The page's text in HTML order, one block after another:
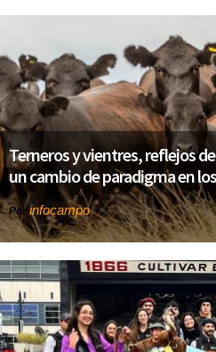
Terneros y vientres, reflejos
un cambio de paradigma en
Por infocampo